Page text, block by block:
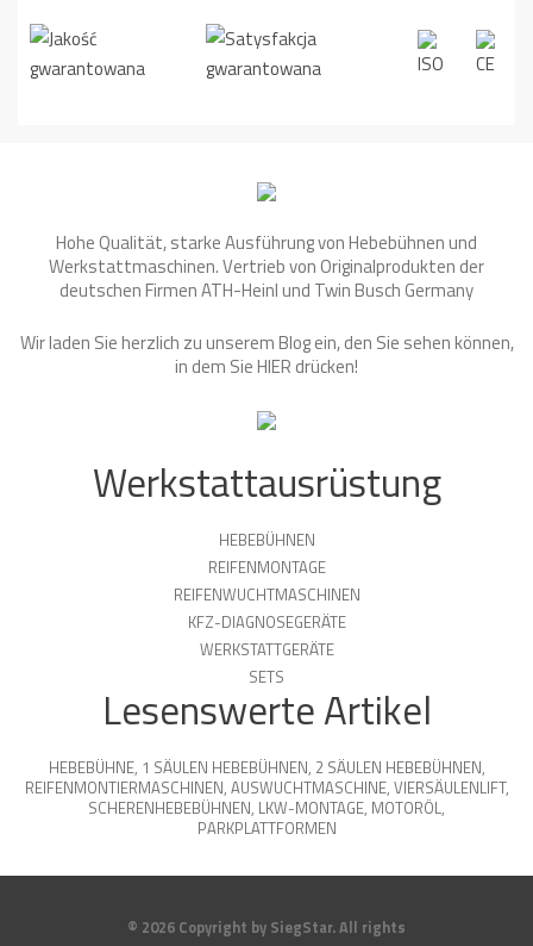
Hohe Qualität, starke Ausführung von Hebebühnen und
Werkstattmaschinen. Vertrieb von Originalprodukten der
deutschen Firmen ATH-Heinl und Twin Busch Germany
Wir laden Sie herzlich zu unserem Blog ein, den Sie sehen können,
in dem SieHIER drücken!
Werkstattausrüstung
HEBEBÜHNEN
REIFENMONTAGE
REIFENWUCHTMASCHINEN
KFZ-DIAGNOSEGERÄTE
WERKSTATTGERÄTE
SETS
Lesenswerte Artikel
HEBEBÜHNE, 1 SÄULEN HEBEBÜHNEN, 2 SÄULEN HEBEBÜHNEN,
REIFENMONTIERMASCHINEN, AUSWUCHTMASCHINE, VIERSÄULENLIFT,
SCHERENHEBEBÜHNEN, LKW-MONTAGE, MOTORÖL,
PARKPLATTFORMEN
© 2026 Copyright by SiegStar. All rights